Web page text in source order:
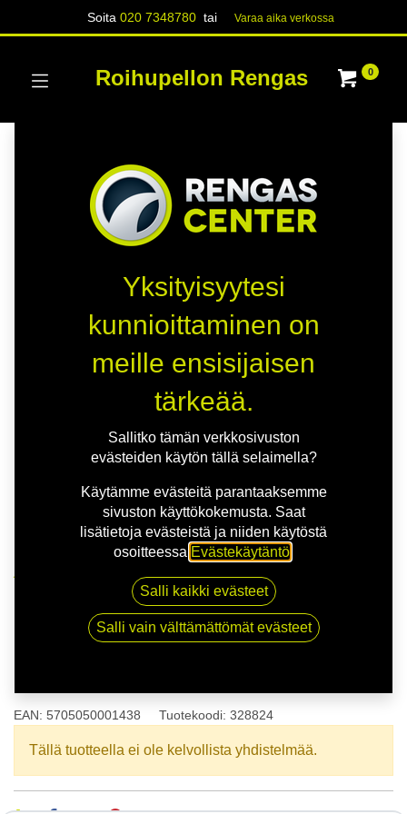
Soita020 7348780 tai Varaa aika verk​​​​ossa
Roihupellon Rengas 0
175/65R14 82T NORDEXX NS3000
175/65R14 82T NORDEXX
EAN: 5705050001438 Tuotekoodi: 328824
Tällä tuotteella ei ole kelvollista yhdistelmää.
Yksityisyytesi
kunnioittaminen on
meille ensisijaisen
tärkeää.
Sallitko tämän verkkosivuston
evästeiden käytön tällä selaimella?
Käytämme evästeitä parantaaksemme
sivuston käyttökokemusta. Saat
lisätietoja evästeistä ja niiden käytöstä
osoitteessa Evästekäytäntö
Salli kaikki evästeet
Salli vain välttämättömät evästeet